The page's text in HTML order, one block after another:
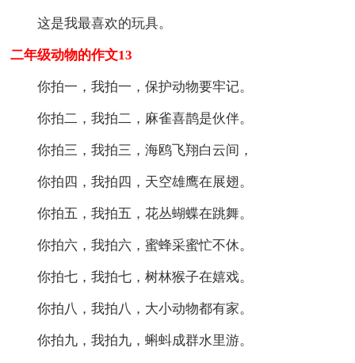
这是我最喜欢的玩具。
二年级动物的作文13
你拍一，我拍一，保护动物要牢记。
你拍二，我拍二，麻雀喜鹊是伙伴。
你拍三，我拍三，海鸥飞翔白云间，
你拍四，我拍四，天空雄鹰在展翅。
你拍五，我拍五，花丛蝴蝶在跳舞。
你拍六，我拍六，蜜蜂采蜜忙不休。
你拍七，我拍七，树林猴子在嬉戏。
你拍八，我拍八，大小动物都有家。
你拍九，我拍九，蝌蚪成群水里游。